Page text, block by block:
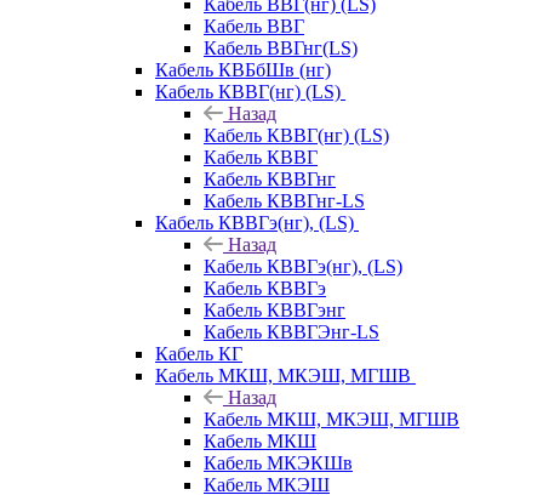
Кабель ВВГ(нг) (LS)
Кабель ВВГ
Кабель ВВГнг(LS)
Кабель КВБбШв (нг)
Кабель КВВГ(нг) (LS)
Назад
Кабель КВВГ(нг) (LS)
Кабель КВВГ
Кабель КВВГнг
Кабель КВВГнг-LS
Кабель КВВГэ(нг), (LS)
Назад
Кабель КВВГэ(нг), (LS)
Кабель КВВГэ
Кабель КВВГэнг
Кабель КВВГЭнг-LS
Кабель КГ
Кабель МКШ, МКЭШ, МГШВ
Назад
Кабель МКШ, МКЭШ, МГШВ
Кабель МКШ
Кабель МКЭКШв
Кабель МКЭШ